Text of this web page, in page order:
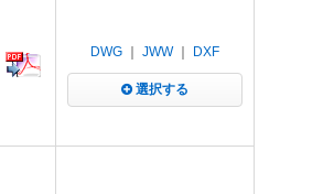
DWG JWW｜ DXF
選択する